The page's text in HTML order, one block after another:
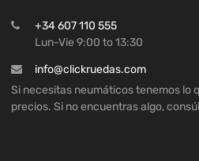
+34 607 110 555
Lun-Vie 9:00 to 13:30
info@clickruedas.com
Si necesitas neumáticos tenemos lo
precios. Si no encuentras algo,